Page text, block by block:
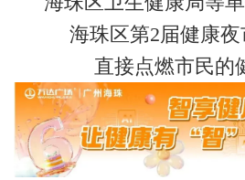
海珠区第2届健康
直接点燃市民的